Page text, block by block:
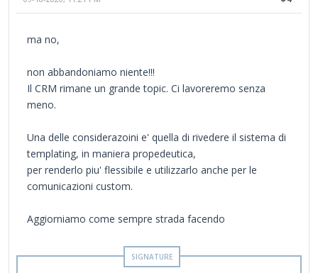
ma no,
non abbandoniamo niente!!!
Il CRM rimane un grande topic. Ci lavoreremo senza
meno.
Una delle considerazoini e' quella di rivedere il sistema di
templating, in maniera propedeutica,
per renderlo piu' flessibile e utilizzarlo anche per le
comunicazioni custom.
Aggiorniamo come sempre strada facendo